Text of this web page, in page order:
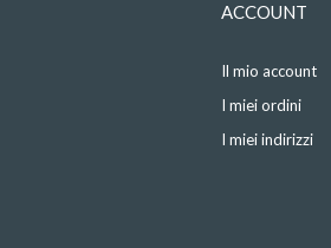
ACCOUNT
Il mio account
I miei ordini
I miei indirizzi